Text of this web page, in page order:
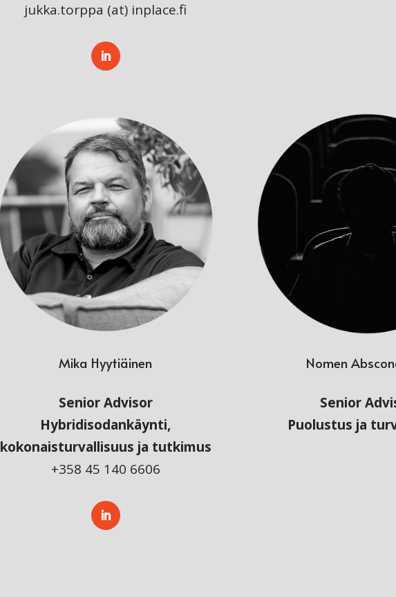
jukka.torppa (at) inplace.fi
Mika Hyytiäinen
Senior Advisor
Hybridisodankäynti,
kokonaisturvallisuus ja tutkimus
+358 45 140 6606
Nomen
Senior
Puolustus ja